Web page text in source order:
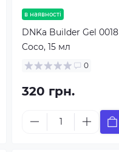
в наявності
DNKa Builder Gel 0018
Coco, 15 мл
0
320 грн.